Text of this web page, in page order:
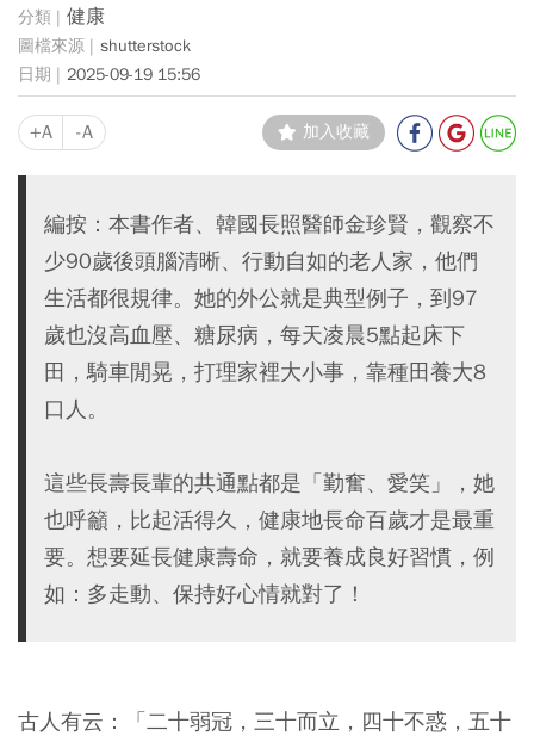
健康
shutterstock
2025-09-19 15:56
+A -A 加入收藏
編按：本書作者、韓國長照醫師金珍賢，觀察不
少90歲後頭腦清晰、行動自如的老人家，他們
生活都很規律。她的外公就是典型例子，到97
歲也沒高血壓、糖尿病，每天凌晨5點起床下
田，騎車閒晃，打理家裡大小事，靠種田養大8
口人。
這些長壽長輩的共通點都是「勤奮、愛笑」，她
也呼籲，比起活得久，健康地長命百歲才是最重
要。想要延長健康壽命，就要養成良好習慣，例
如：多走動、保持好心情就對了！
古人有云：「二十弱冠，三十而立，四十不惑，五十